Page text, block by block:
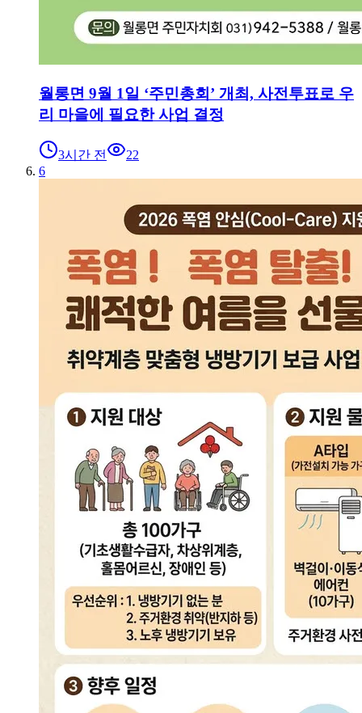
월롱면 9월 1일 ‘주민총회’ 개최, 사전투표로 우
리 마을에 필요한 사업 결정
3시간 전
22
6